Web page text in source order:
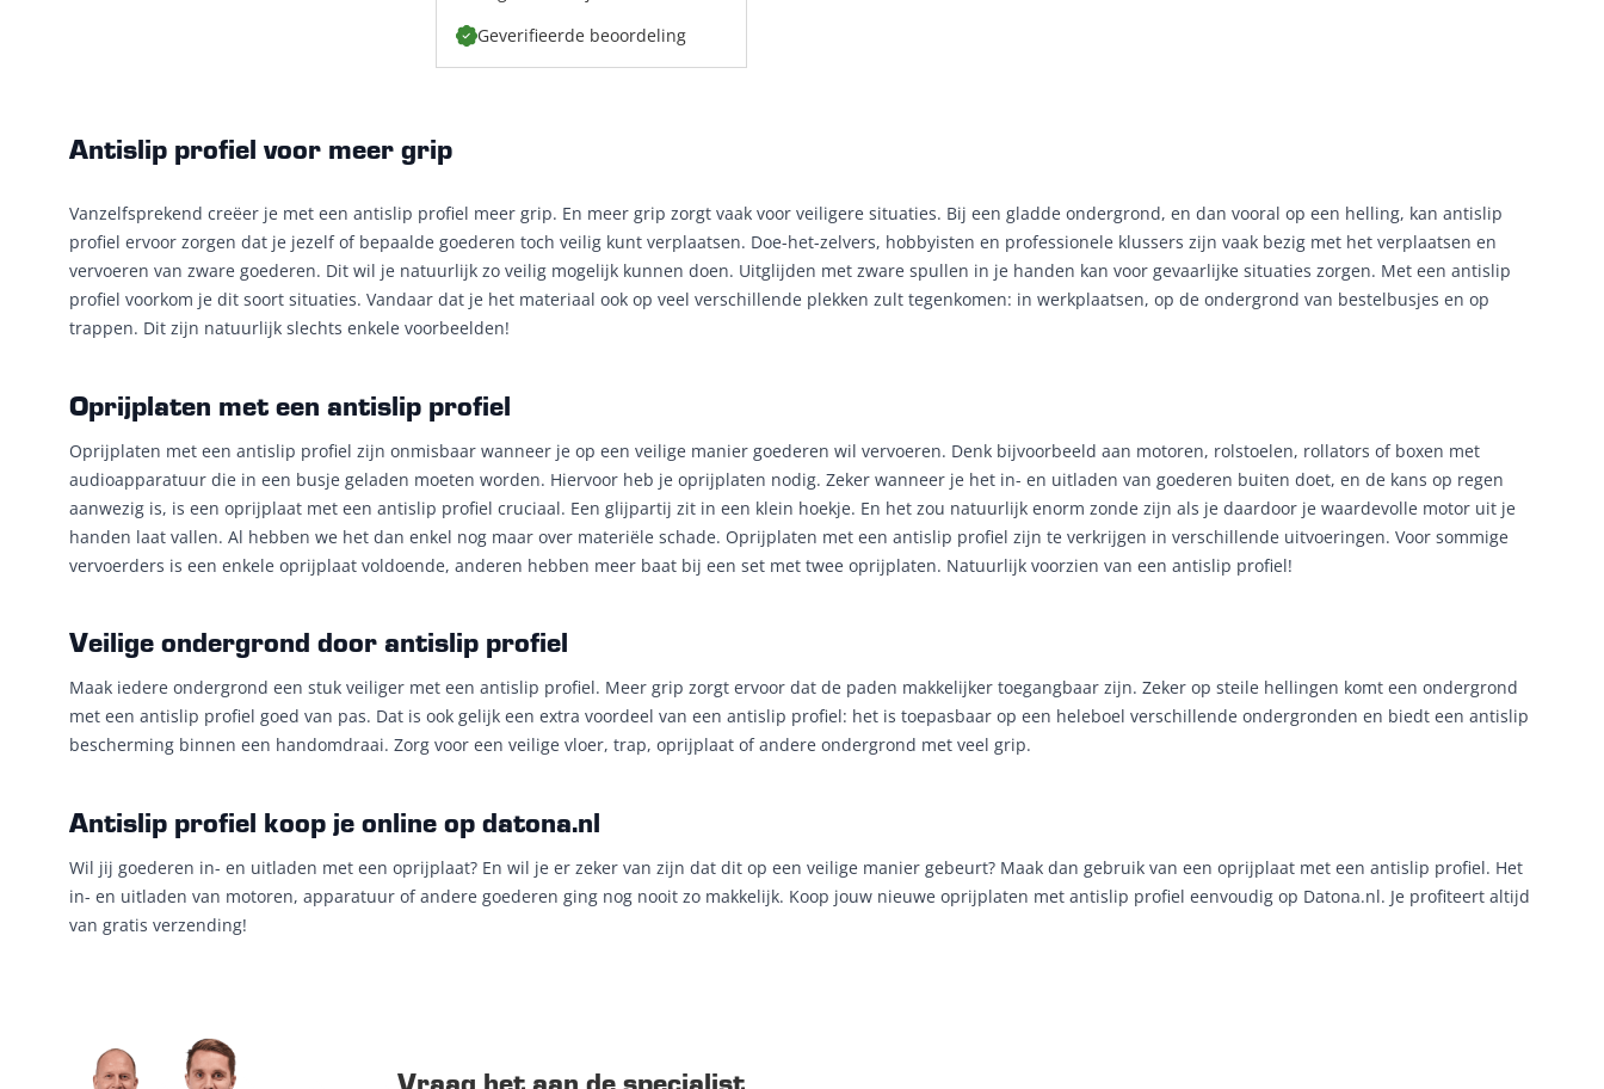
Geverifieerde beoordeling
Antislip profiel voor meer grip
Vanzelfsprekend creëer je met een antislip profiel meer grip. En meer grip zorgt vaak voor veiligere situaties. Bij een gladde ondergrond, en dan vooral op een helling, kan antislip
profiel ervoor zorgen dat je jezelf of bepaalde goederen toch veilig kunt verplaatsen. Doe-het-zelvers, hobbyisten en professionele klussers zijn vaak bezig met het verplaatsen en
vervoeren van zware goederen. Dit wil je natuurlijk zo veilig mogelijk kunnen doen. Uitglijden met zware spullen in je handen kan voor gevaarlijke situaties zorgen. Met een antislip
profiel voorkom je dit soort situaties. Vandaar dat je het materiaal ook op veel verschillende plekken zult tegenkomen: in werkplaatsen, op de ondergrond van bestelbusjes en op
trappen. Dit zijn natuurlijk slechts enkele voorbeelden!
Oprijplaten met een antislip profiel
Oprijplaten met een antislip profiel zijn onmisbaar wanneer je op een veilige manier goederen wil vervoeren. Denk bijvoorbeeld aan motoren, rolstoelen, rollators of boxen met
audioapparatuur die in een busje geladen moeten worden. Hiervoor heb je oprijplaten nodig. Zeker wanneer je het in- en uitladen van goederen buiten doet, en de kans op regen
aanwezig is, is een oprijplaat met een antislip profiel cruciaal. Een glijpartij zit in een klein hoekje. En het zou natuurlijk enorm zonde zijn als je daardoor je waardevolle motor uit je
handen laat vallen. Al hebben we het dan enkel nog maar over materiële schade. Oprijplaten met een antislip profiel zijn te verkrijgen in verschillende uitvoeringen. Voor sommige
vervoerders is een enkele oprijplaat voldoende, anderen hebben meer baat bij een set met twee oprijplaten. Natuurlijk voorzien van een antislip profiel!
Veilige ondergrond door antislip profiel
Maak iedere ondergrond een stuk veiliger met een antislip profiel. Meer grip zorgt ervoor dat de paden makkelijker toegangbaar zijn. Zeker op steile hellingen komt een ondergrond
met een antislip profiel goed van pas. Dat is ook gelijk een extra voordeel van een antislip profiel: het is toepasbaar op een heleboel verschillende ondergronden en biedt een antislip
bescherming binnen een handomdraai. Zorg voor een veilige vloer, trap, oprijplaat of andere ondergrond met veel grip.
Antislip profiel koop je online op datona.nl
Wil jij goederen in- en uitladen met een oprijplaat? En wil je er zeker van zijn dat dit op een veilige manier gebeurt? Maak dan gebruik van een oprijplaat met een antislip profiel. Het
in- en uitladen van motoren, apparatuur of andere goederen ging nog nooit zo makkelijk. Koop jouw nieuwe oprijplaten met antislip profiel eenvoudig op Datona.nl. Je profiteert altijd
van gratis verzending!